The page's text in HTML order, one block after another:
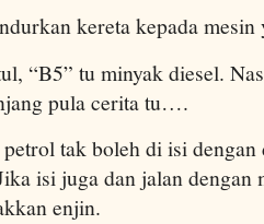
kereta kepada
“B5” tu minyak diesel.
pula cerita tu….
tak boleh di isi
isi juga dan jalan dengan
enjin.